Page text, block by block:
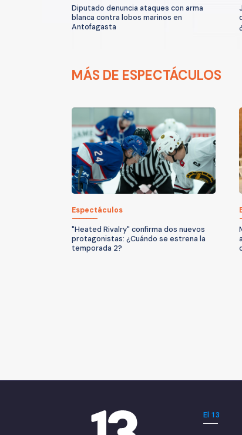
Diputado denuncia ataques con arma
blanca contra lobos marinos en
Antofagasta
MÁS DE ESPECTÁCULOS
Espectáculos
"Heated Rivalry" confirma dos nuevos
protagonistas: ¿Cuándo se estrena la
temporada 2?
El 13